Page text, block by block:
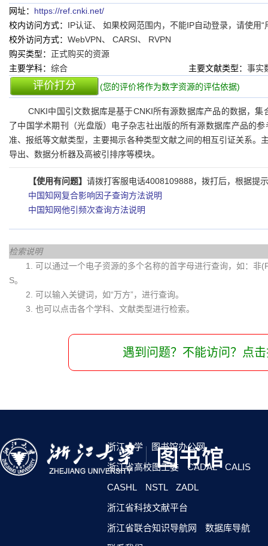
网址： https://ref.cnki.net/
校内访问方式： IP认证、 如果校网范围内，不能IP自动登录，请使用
校外访问方式： WebVPN、 CARSI、 RVPN
购买类型： 正式购买的资源
主要学科： 综合 主要文献类型： 事实
评价打分 (您的评价将作为数字资源的评估依据)
CNKI中国引文数据库是基于CNKI所有源数据库产品的数据，
了中国学术期刊（光盘版）电子杂志社出版的所有源数据库产品的
准、报纸等文献类型，主要揭示各种类型文献之间的相互引证关系。
导出、数据分析器及高被引排序等模块。
【使用有问题】请拨打客服电话4008109888，拨打后，根据提
中国知网复合影响因子查询方法说明
中国知网他引频次查询方法说明
检索说明
1. 可以通过一个电子资源的多个名称的首字母进行查询，如：
S。
2. 可以输入关键词，如“万方”，进行查询。
3. 也可以点击各个学科、文献类型进行检索。
遇到问题？不能访问？点
浙江大学
图书馆办公网
浙江省高校图工委
CADAL
CALIS
CASHL
NSTL
ZADL
浙江省科技文献平台
浙江省联合知识导航网
数据库导航